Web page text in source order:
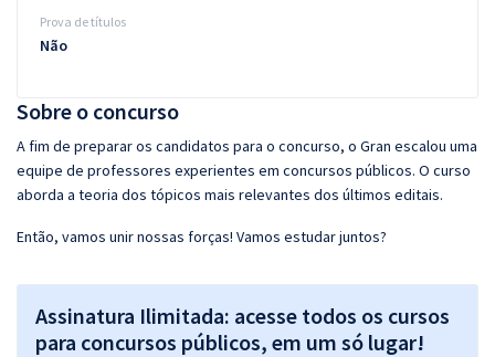
Sobre o concurso
A fim de preparar os candidatos para o concurso, o Gran escalou uma
equipe de professores experientes em concursos públicos. O curso
aborda a teoria dos tópicos mais relevantes dos últimos editais.
Então, vamos unir nossas forças! Vamos estudar juntos?
Assinatura Ilimitada: acesse todos os cursos
para concursos públicos, em um só lugar!
Prova de títulos
Não